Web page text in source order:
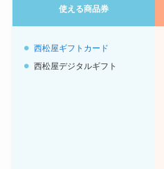
使える商品券
西松屋ギフトカード
西松屋デジタルギフト